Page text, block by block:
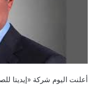
أعلنت اليوم شركة «إيديتا